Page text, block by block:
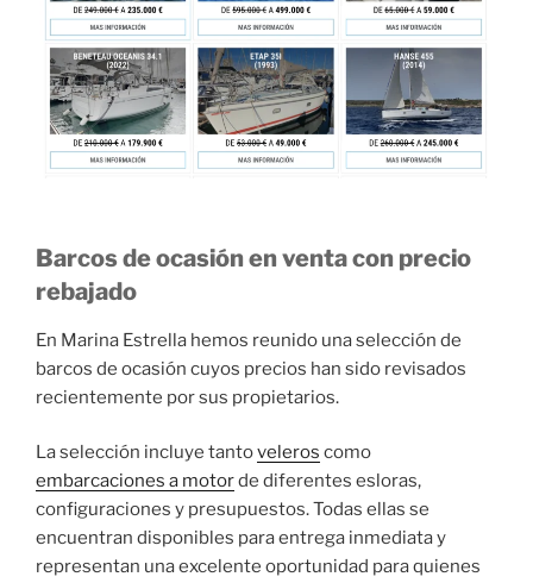
Barcos de ocasión en venta con precio
rebajado
En Marina Estrella hemos reunido una selección de
barcos de ocasión cuyos precios han sido revisados
recientemente por sus propietarios.
La selección incluye tantoveleros como
embarcaciones a motorde diferentes esloras,
configuraciones y presupuestos. Todas ellas se
encuentran disponibles para entrega inmediata y
representan una excelente oportunidad para quienes